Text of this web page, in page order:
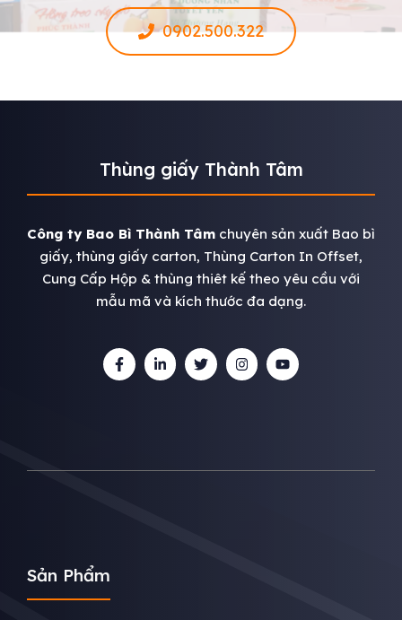
0902.500.322
Thùng giấy Thành Tâm
Công ty Bao Bì Thành Tâm chuyên sản xuất Bao bì
giấy, thùng giấy carton, Thùng Carton In Offset,
Cung Cấp Hộp & thùng thiêt kế theo yêu cầu với
mẫu mã và kích thước đa dạng.
Sản Phẩm